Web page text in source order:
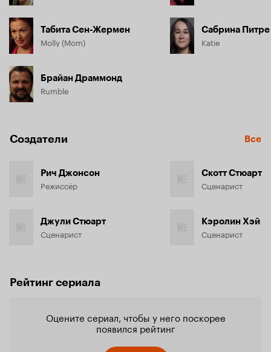
Табита Сен-Жермен
Molly (Mom)
Брайан Драммонд
Rumble
Сабрина Питре
Katie
Создатели Все
Рич Джонсон
Режиссёр
Джули Стюарт
Сценарист
Скотт Стюарт
Сценарист
Кэролин Хэй
Сценарист
Рейтинг сериала
Оцените сериал, чтобы у него поскорее
появился рейтинг